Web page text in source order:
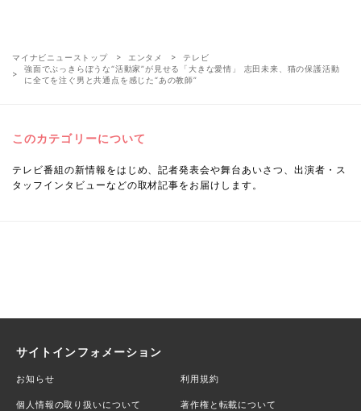
マイナビニューストップ エンタメ
テレビ
強面でぶっきらぼうな“活動家”が見せる「大きな愛情」 志田未来、猫の保護活動
に全てを注ぐ男と共通点を感じた“あの教師”
このカテゴリーについて
テレビ番組の新情報をはじめ、記者発表会や舞台あいさつ、出演者・ス
タッフインタビューなどの取材記事をお届けします。
サイトインフォメーション
お知らせ 利用規約
個人情報の取り扱いについて 著作権と転載について